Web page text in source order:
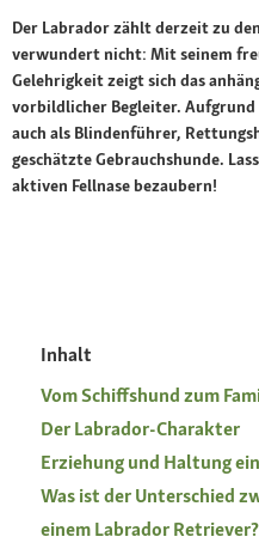
Der Labrador zählt derzeit zu
verwundert nicht: Mit seinem
Gelehrigkeit zeigt sich das
vorbildlicher Begleiter.
auch als Blindenführer,
geschätzte Gebrauchshunde.
aktiven Fellnase bezaubern!
Inhalt
Vom Schiffshund zum
Der Labrador-Charakter
Erziehung und Haltung
Was ist der Unterschied
einem Labrador Retriever?